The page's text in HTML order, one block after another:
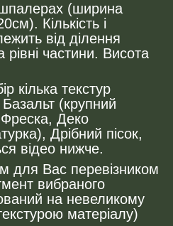
(ширина
Кількість і
від ділення
частини. Висота
кілька текстур
(крупний
Деко
Дрібний пісок,
відео нижче.
для Вас перевізником
вибраного
на невеликому
матеріалу)